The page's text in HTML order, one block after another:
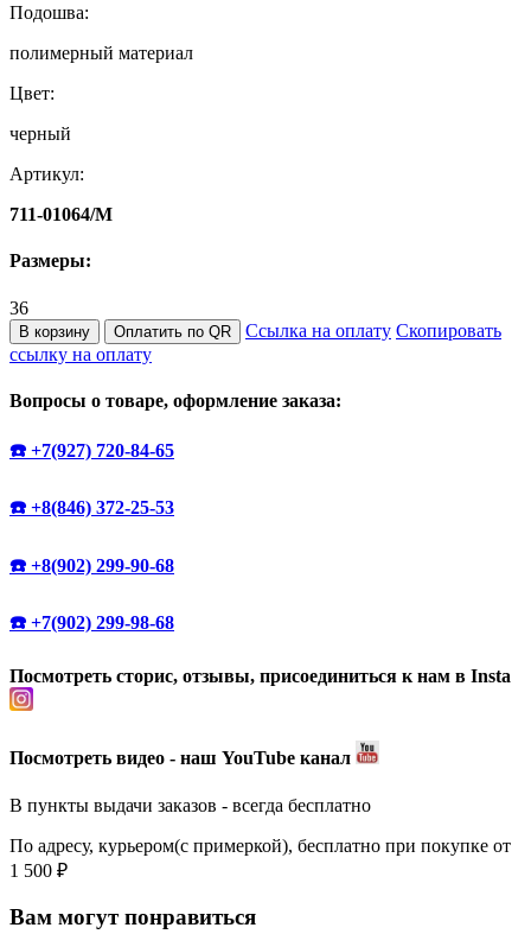
Подошва:
полимерный материал
Цвет:
черный
Артикул:
711-01064/M
Размеры:
36
В корзину Оплатить по QR Ссылка на оплату Скопировать
ссылку на оплату
Вопросы о товаре, оформление заказа:
☎️ +7(927) 720-84-65
☎️ +8(846) 372-25-53
☎️ +8(902) 299-90-68
☎️ +7(902) 299-98-68
Посмотреть сторис, отзывы, присоединиться к нам в Insta
Посмотреть видео - наш YouTube канал
В пункты выдачи заказов - всегда бесплатно
По адресу, курьером(с примеркой), бесплатно при покупке от
1 500 ₽
Вам могут понравиться